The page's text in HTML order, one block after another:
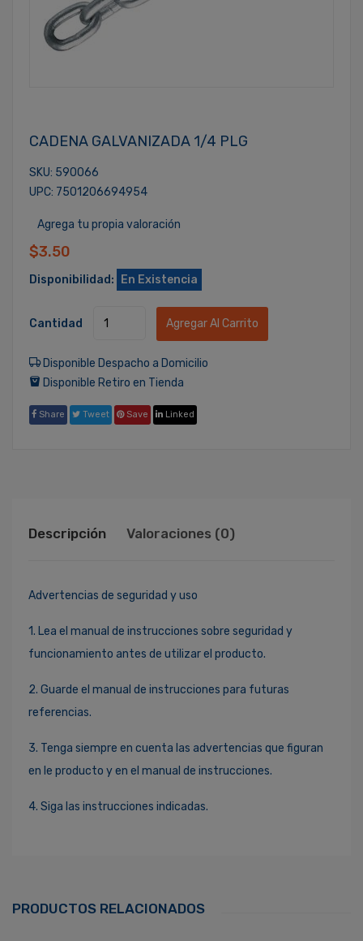
CADENA GALVANIZADA 1/4 PLG
SKU: 590066
UPC: 7501206694954
Agrega tu propia valoración
$3.50
Disponibilidad: En Existencia
Cantidad Agregar Al Carrito
Disponible Despacho a Domicilio
Disponible Retiro en Tienda
Share Tweet Save Linked
Descripción Valoraciones (0)
Advertencias de seguridad y uso
1. Lea el manual de instrucciones sobre seguridad y
funcionamiento antes de utilizar el producto.
2. Guarde el manual de instrucciones para futuras
referencias.
3. Tenga siempre en cuenta las advertencias que figuran
en le producto y en el manual de instrucciones.
4. Siga las instrucciones indicadas.
PRODUCTOS RELACIONADOS